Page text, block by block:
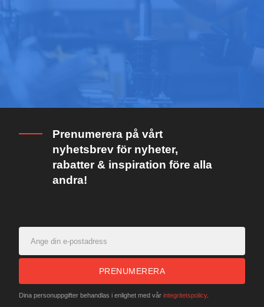
Prenumerera på vårt
nyhetsbrev för nyheter,
rabatter & inspiration före alla
andra!
PRENUMERERA
Dina personuppgifter behandlas i enlighet med vår integritetspolicy.